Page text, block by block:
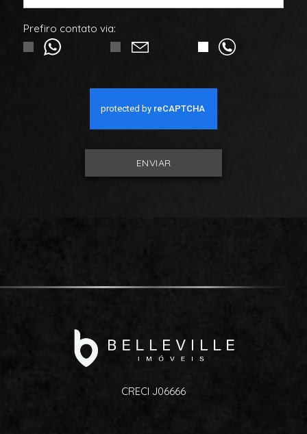
Prefiro contato via:
ENVIAR
CRECI J06666